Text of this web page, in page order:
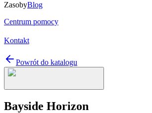
ZasobyBlog
Centrum pomocy
Kontakt
Powrót do katalogu
Bayside Horizon